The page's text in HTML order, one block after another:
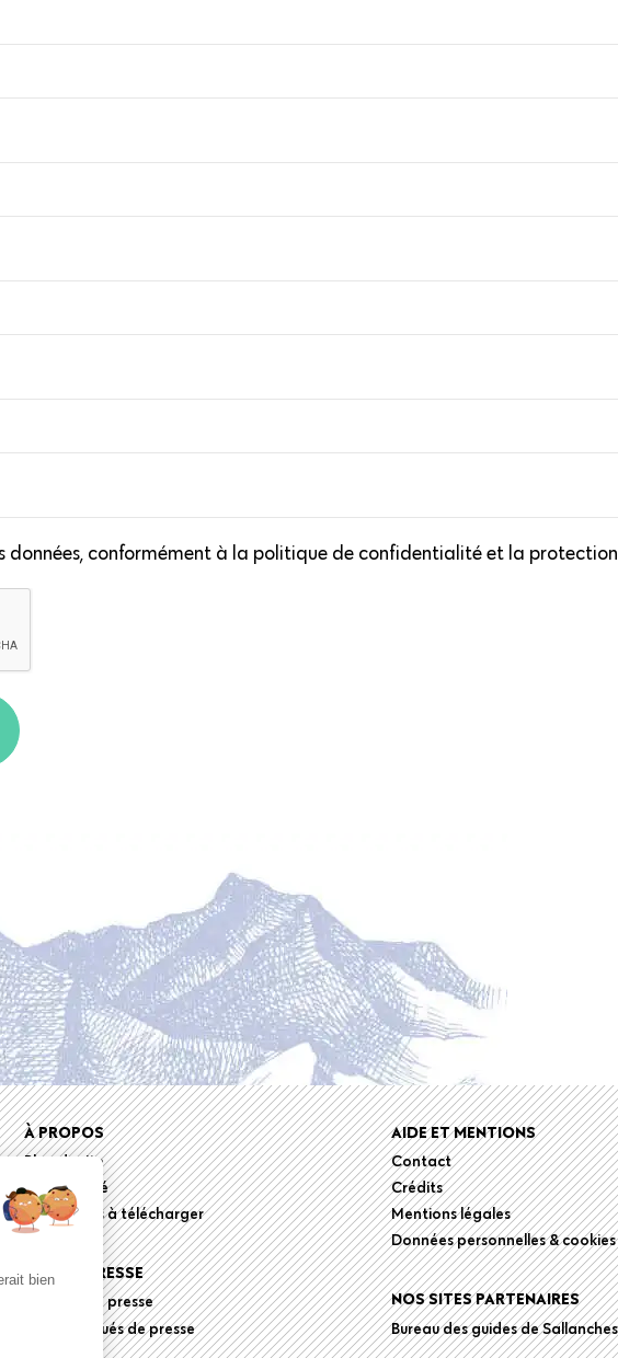
données, conformément à la politique de confidentialité et la
menu
À PROPOS
Plan du site
Accessibilité
Documents à télécharger
ESPACE PRESSE
Dossiers de presse
Communiqués de presse
AIDE ET MENTIONS
Contact
Crédits
Mentions légales
Données personnelles & cookies
NOS SITES PARTENAIRES
Bureau des guides de Sallanches
bien